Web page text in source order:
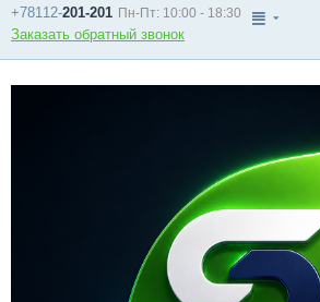
+78112-201-201 Пн-Пт: 10:00 - 18:30
Заказать обратный звонок